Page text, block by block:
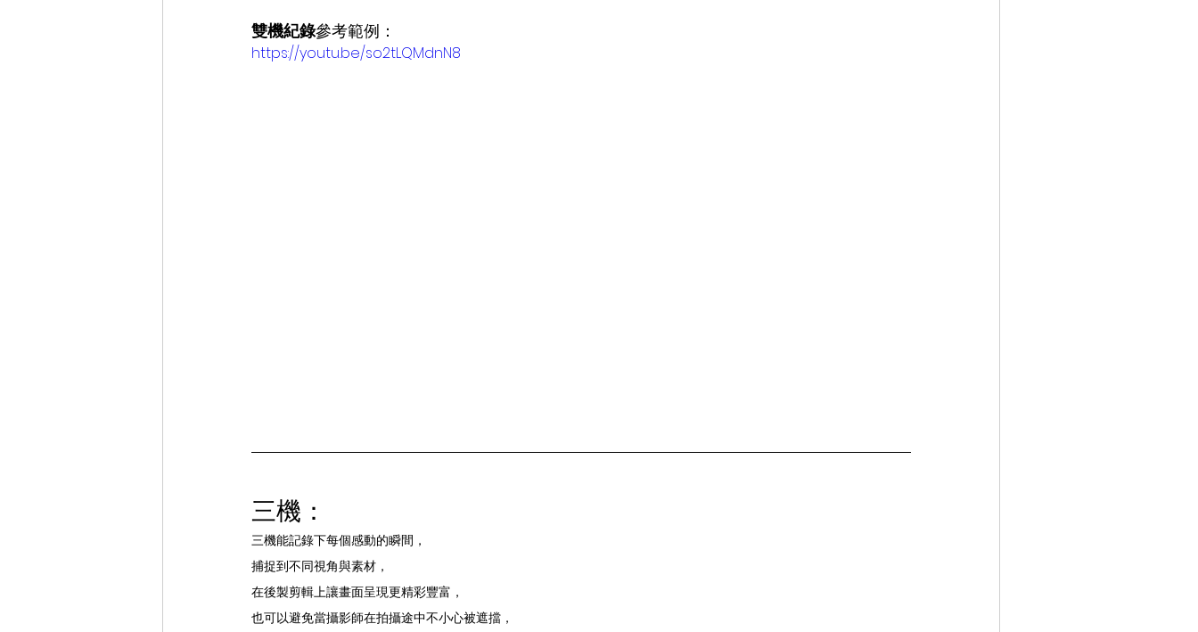
雙機紀錄參考範例：
https://youtu.be/so2tLQMdnN8
三機：
三機能記錄下每個感動的瞬間，
捕捉到不同視角與素材，
在後製剪輯上讓畫面呈現更精彩豐富，
也可以避免當攝影師在拍攝途中不小心被遮擋，